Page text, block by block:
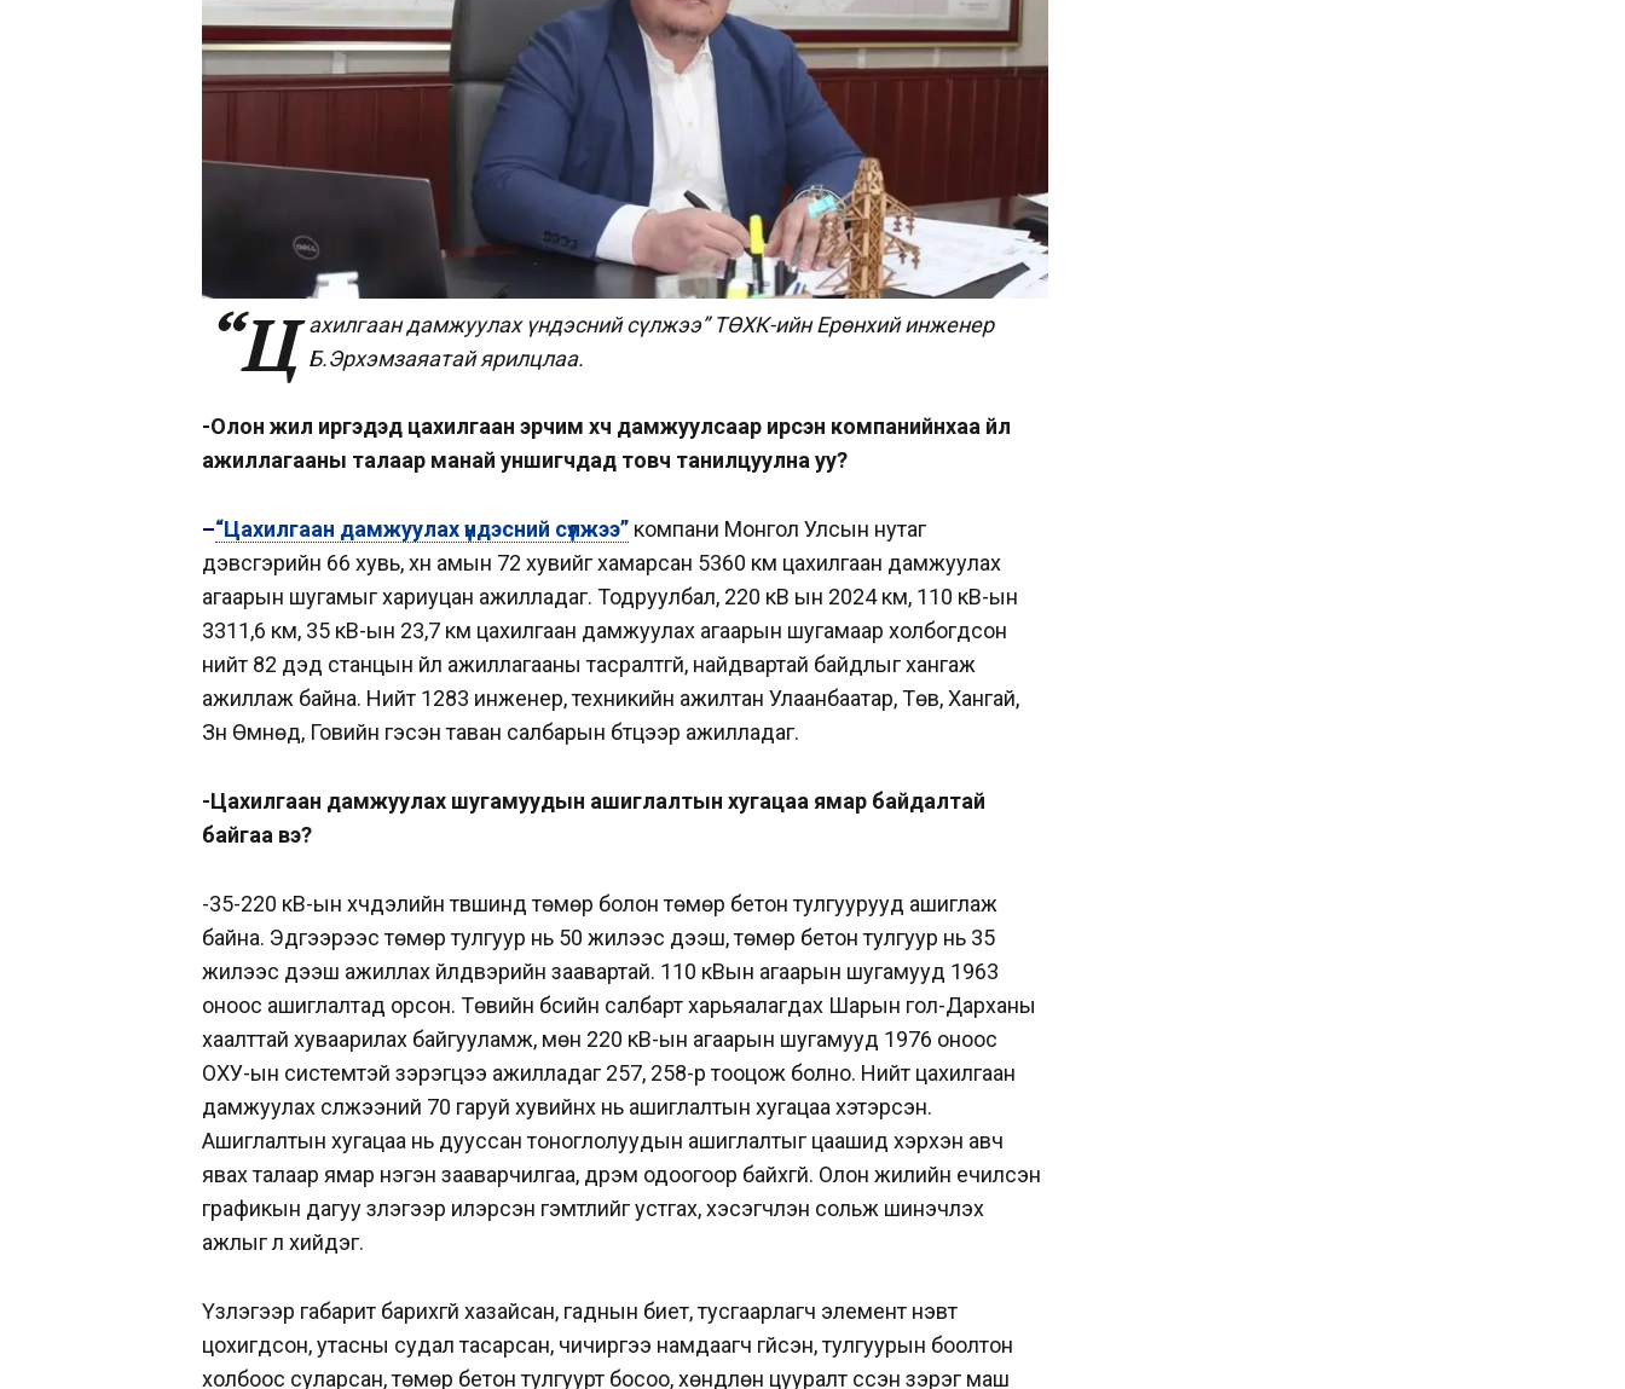
“Ц ахилгаан дамжуулах үндэсний сүлжээ” ТӨХК-ийн Ерөнхий инженер
Б.Эрхэмзаяатай ярилцлаа.
-Олон жил иргэдэд цахилгаан эрчим хүч дамжуулсаар ирсэн компанийнхаа үйл
ажиллагааны талаар манай уншигчдад товч танилцуулна уу?
–“Цахилгаан дамжуулах үндэсний сүлжээ” компани Монгол Улсын нутаг
дэвсгэрийн 66 хувь, хүн амын 72 хувийг хамарсан 5360 км цахилгаан дамжуулах
агаарын шугамыг хариуцан ажилладаг. Тодруулбал, 220 кВ ын 2024 км, 110 кВ-ын
3311,6 км, 35 кВ-ын 23,7 км цахилгаан дамжуулах агаарын шугамаар холбогдсон
нийт 82 дэд станцын үйл ажиллагааны тасралтгүй, найдвартай байдлыг хангаж
ажиллаж байна. Нийт 1283 инженер, техникийн ажилтан Улаанбаатар, Төв, Хангай,
Зүүн Өмнөд, Говийн гэсэн таван салбарын бүтцээр ажилладаг.
-Цахилгаан дамжуулах шугамуудын ашиглалтын хугацаа ямар байдалтай
байгаа вэ?
-35-220 кВ-ын хүчдэлийн түвшинд төмөр болон төмөр бетон тулгуурууд ашиглаж
байна. Эдгээрээс төмөр тулгуур нь 50 жилээс дээш, төмөр бетон тулгуур нь 35
жилээс дээш ажиллах үйлдвэрийн заавартай. 110 кВын агаарын шугамууд 1963
оноос ашиглалтад орсон. Төвийн бүсийн салбарт харьяалагдах Шарын гол-Дарханы
хаалттай хуваарилах байгууламж, мөн 220 кВ-ын агаарын шугамууд 1976 оноос
ОХУ-ын системтэй зэрэгцээ ажилладаг 257, 258-р тооцож болно. Нийт цахилгаан
дамжуулах сүлжээний 70 гаруй хувийнх нь ашиглалтын хугацаа хэтэрсэн.
Ашиглалтын хугацаа нь дууссан тоноглолуудын ашиглалтыг цаашид хэрхэн авч
явах талаар ямар нэгэн зааварчилгаа, дүрэм одоогоор байхгүй. Олон жилийн үечилсэн
графикын дагуу үзлэгээр илэрсэн гэмтлийг устгах, хэсэгчлэн сольж шинэчлэх
ажлыг л хийдэг.
Үзлэгээр габарит барихгүй хазайсан, гаднын биет, тусгаарлагч элемент нэвт
цохигдсон, утасны судал тасарсан, чичиргээ намдаагч гүйсэн, тулгуурын боолтон
холбоос суларсан, төмөр бетон тулгуурт босоо, хөндлөн цууралт үүссэн зэрэг маш